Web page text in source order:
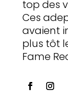
top des
Ces
avaient
plus tôt
Fame